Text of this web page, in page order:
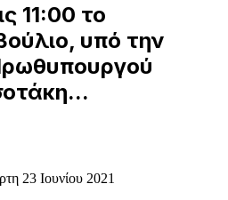
11:00 το
υπό την
23 Ιουνίου 2021